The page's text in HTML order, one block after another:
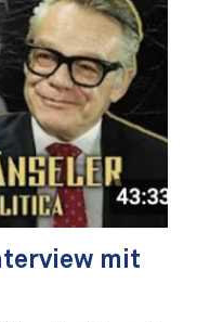
mit